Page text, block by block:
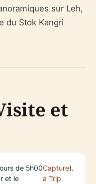
sur Leh,
du Stok Kangri
et
de 5h00
et le
Capture
a Trip
).